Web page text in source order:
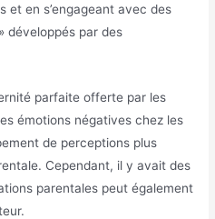
et en s’engageant avec des
développés par des
parfaite offerte par les
émotions négatives chez les
de perceptions plus
Cependant, il y avait des
parentales peut également